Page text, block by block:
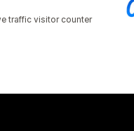
traffic visitor counter